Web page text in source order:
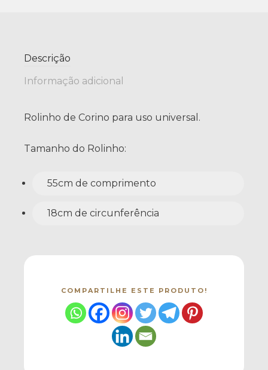
Descrição
Informação adicional
Rolinho de Corino para uso universal.
Tamanho do Rolinho:
55cm de comprimento
18cm de circunferência
COMPARTILHE ESTE PRODUTO!